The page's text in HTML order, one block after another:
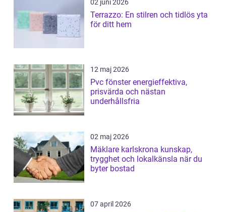
02 juni 2026
Terrazzo: En stilren och tidlös yta
för ditt hem
12 maj 2026
Pvc fönster energieffektiva,
prisvärda och nästan
underhållsfria
02 maj 2026
Mäklare karlskrona kunskap,
trygghet och lokalkänsla när du
byter bostad
07 april 2026